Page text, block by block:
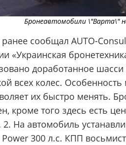
Бронеавтомобили \"Варта\"
сообщал AUTO-
«Украинская
доработанное
всех колес.
их быстро менять.
кроме того здесь есть
2. На автомобиль
300 л.с. КПП